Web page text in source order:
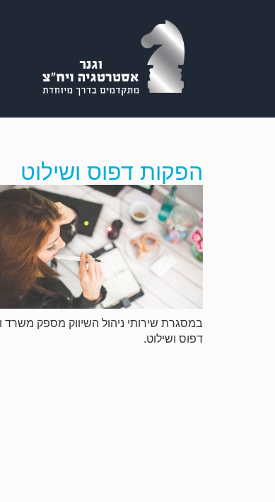
הפקות דפוס ושילוט
במסגרת שירותי ניהול השיווק מספק משרד
דפוס ושילוט.